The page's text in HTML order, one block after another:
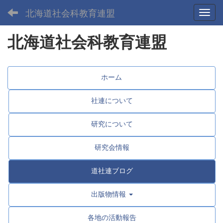
北海道社会科教育連盟
北海道社会科教育連盟
ホーム
社連について
研究について
研究会情報
道社連ブログ
出版物情報
各地の活動報告